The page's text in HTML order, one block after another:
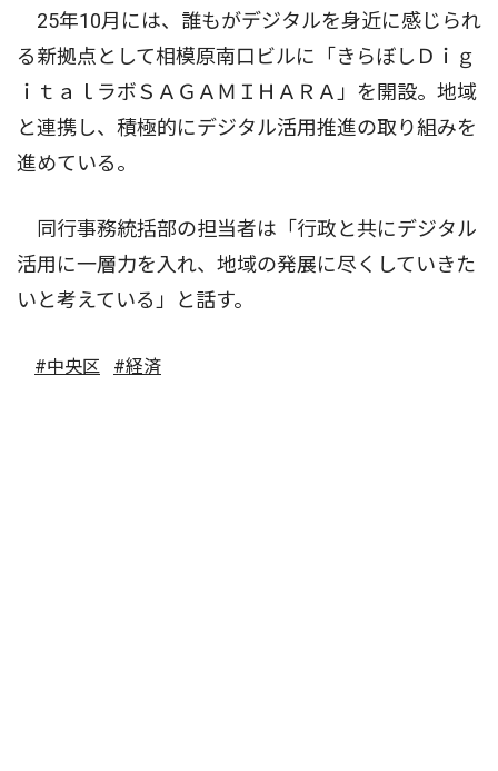
25年10月には、誰もがデジタルを身近に感じられ
る新拠点として相模原南口ビルに「きらぼしＤｉｇ
ｉｔａｌラボＳＡＧＡＭＩＨＡＲＡ」を開設。地域
と連携し、積極的にデジタル活用推進の取り組みを
進めている。
同行事務統括部の担当者は「行政と共にデジタル
活用に一層力を入れ、地域の発展に尽くしていきた
いと考えている」と話す。
#中央区 #経済